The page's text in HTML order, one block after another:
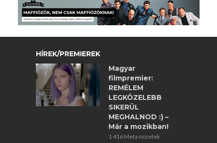
HÍREK/PREMIEREK
Magyar
filmpremier:
REMÉLEM
LEGKÖZELEBB
SIKERÜL
MEGHALNOD :) –
Már a mozikban!
1 416 Meta nézetek